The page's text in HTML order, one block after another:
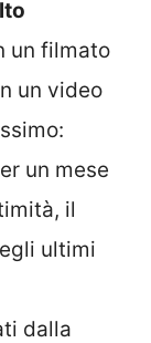
un filmato
un video
un mese
il
ultimi
dalla